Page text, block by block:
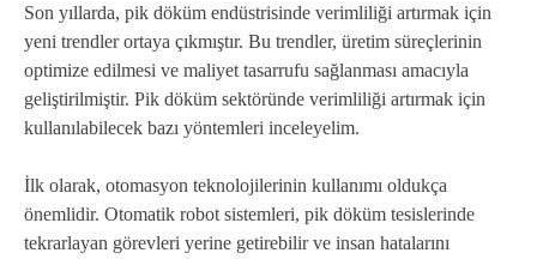
Son yıllarda, pik döküm endüstrisinde verimliliği artırmak için
yeni trendler ortaya çıkmıştır. Bu trendler, üretim süreçlerinin
optimize edilmesi ve maliyet tasarrufu sağlanması amacıyla
geliştirilmiştir. Pik döküm sektöründe verimliliği artırmak için
kullanılabilecek bazı yöntemleri inceleyelim.
İlk olarak, otomasyon teknolojilerinin kullanımı oldukça
önemlidir. Otomatik robot sistemleri, pik döküm tesislerinde
tekrarlayan görevleri yerine getirebilir ve insan hatalarını